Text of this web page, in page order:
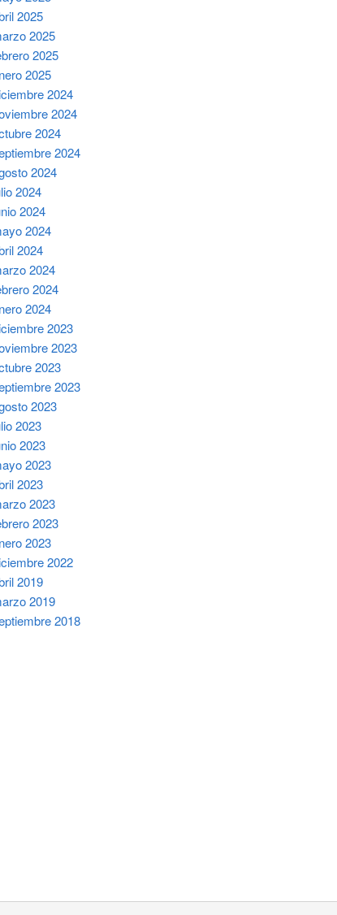
2025
2025
2025
2025
2024
2024
2024
2024
2024
2024
2024
2024
2024
2024
2024
2024
2023
2023
2023
2023
2023
2023
2023
2023
2023
2023
2023
2023
2022
2019
2019
2018